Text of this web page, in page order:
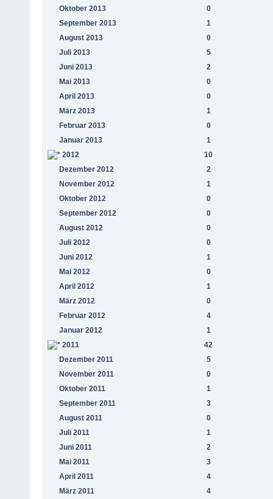
Oktober 2013
0
September 2013
1
August 2013
0
Juli 2013
5
Juni 2013
2
Mai 2013
0
April 2013
0
März 2013
1
Februar 2013
0
Januar 2013
1
2012
10
Dezember 2012
2
November 2012
1
Oktober 2012
0
September 2012
0
August 2012
0
Juli 2012
0
Juni 2012
1
Mai 2012
0
April 2012
1
März 2012
0
Februar 2012
4
Januar 2012
1
2011
42
Dezember 2011
5
November 2011
0
Oktober 2011
1
September 2011
3
August 2011
0
Juli 2011
1
Juni 2011
2
Mai 2011
3
April 2011
4
März 2011
4